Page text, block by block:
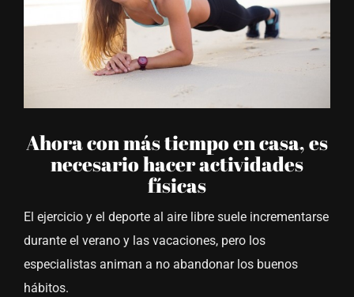
Ahora con más tiempo en casa, es
necesario hacer actividades
físicas
El ejercicio y el deporte al aire libre suele incrementarse
durante el verano y las vacaciones, pero los
especialistas animan a no abandonar los buenos
hábitos.